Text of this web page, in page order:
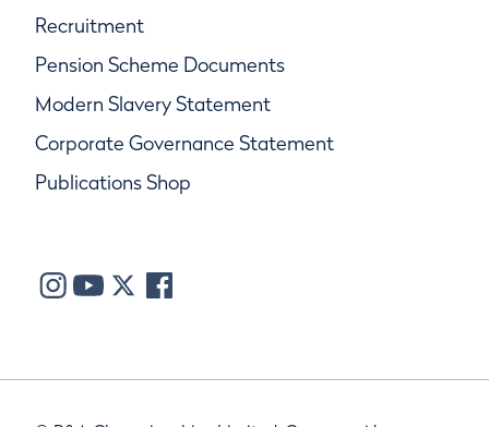
Recruitment
Pension Scheme Documents
Modern Slavery Statement
Corporate Governance Statement
Publications Shop